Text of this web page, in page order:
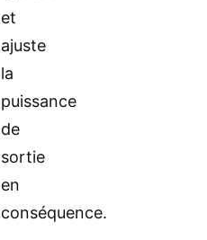
et
ajuste
la
puissance
de
sortie
en
conséquence.